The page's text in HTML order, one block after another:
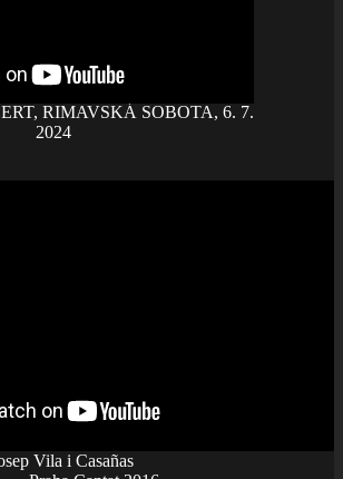
RIMAVSKÁ SOBOTA, 6. 7.
2024
Vila i Casañas